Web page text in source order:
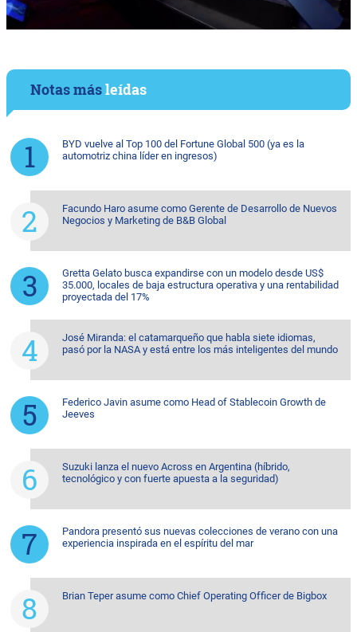
Notas másleídas
BYD vuelve al Top 100 del Fortune Global 500 (ya es la
automotriz china líder en ingresos)
Facundo Haro asume como Gerente de Desarrollo de Nuevos
Negocios y Marketing de B&B Global
Gretta Gelato busca expandirse con un modelo desde US$
35.000, locales de baja estructura operativa y una rentabilidad
proyectada del 17%
José Miranda: el catamarqueño que habla siete idiomas,
pasó por la NASA y está entre los más inteligentes del mundo
Federico Javin asume como Head of Stablecoin Growth de
Jeeves
Suzuki lanza el nuevo Across en Argentina (híbrido,
tecnológico y con fuerte apuesta a la seguridad)
Pandora presentó sus nuevas colecciones de verano con una
experiencia inspirada en el espíritu del mar
Brian Teper asume como Chief Operating Officer de Bigbox